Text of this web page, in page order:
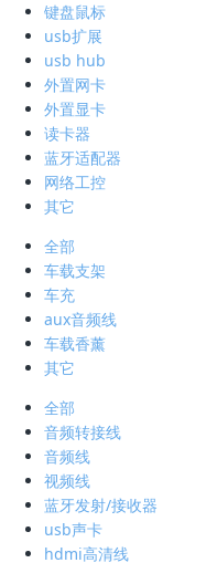
键盘鼠标
usb扩展
usb hub
外置网卡
外置显卡
读卡器
蓝牙适配器
网络工控
其它
全部
车载支架
车充
aux音频线
车载香薰
其它
全部
音频转接线
音频线
视频线
蓝牙发射/接收器
usb声卡
hdmi高清线